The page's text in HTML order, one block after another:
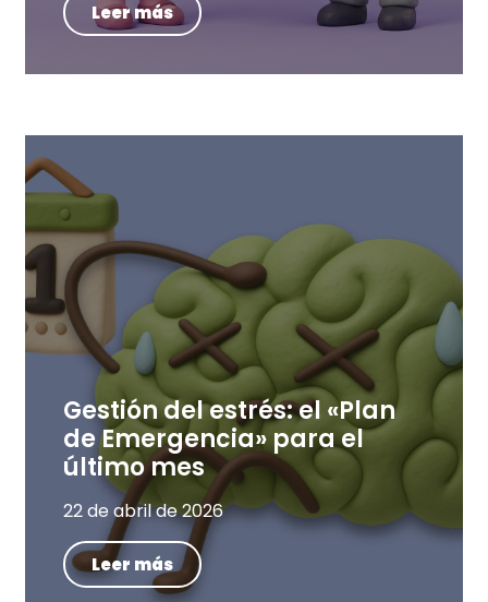
Leer más
Gestión del estrés: el «Plan
de Emergencia» para el
último mes
22 de abril de 2026
Leer más